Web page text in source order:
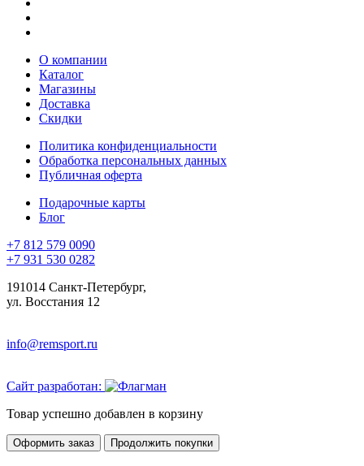
О компании
Каталог
Магазины
Доставка
Скидки
Политика конфиденциальности
Обработка персональных данных
Публичная оферта
Подарочные карты
Блог
+7 812 579 0090
+7 931 530 0282
191014 Санкт-Петербург,
ул. Восстания 12
info@remsport.ru
Сайт разработан:
Товар успешно добавлен в корзину
Оформить заказ Продолжить покупки